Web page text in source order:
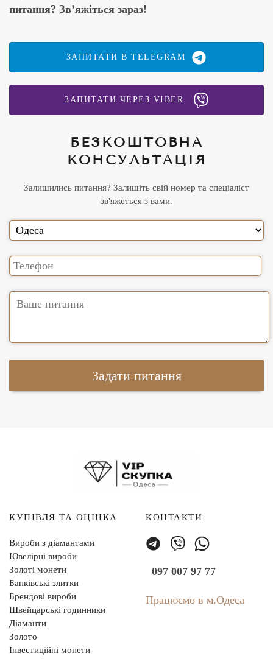
питання? Зв’яжіться зараз!
ЗАПИТАТИ В TELEGRAM
ЗАПИТАТИ ЧЕРЕЗ VIBER
БЕЗКОШТОВНА
КОНСУЛЬТАЦІЯ
Залишились питання? Залишіть свій номер та спеціаліст
зв'яжеться з вами.
КУПІВЛЯ ТА ОЦІНКА
Вироби з діамантами
Ювелірні вироби
Золоті монети
Банківські злитки
Брендові вироби
Швейцарські годинники
Діаманти
Золото
Інвестиційні монети
КОНТАКТИ
097 007 97 77
Працюємо в м.Одеса